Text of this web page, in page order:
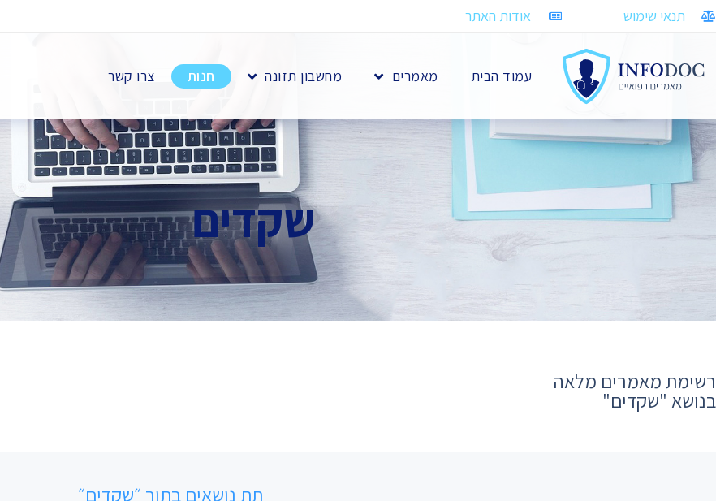
תנאי שימוש אודות האתר
עמוד הבית מאמרים מחשבון תזונה חנות צרו קשר
שקדים
רשימת מאמרים מלאה
בנושא ​"שקדים"
תת נושאים בתוך ״שקדים״